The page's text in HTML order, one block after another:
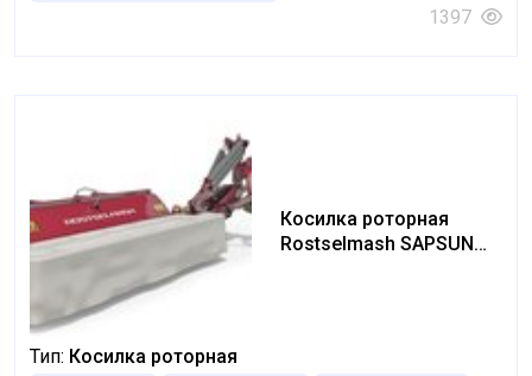
1397
Косилка роторная
Rostselmash SAPSUN
Тип: Косилка роторная